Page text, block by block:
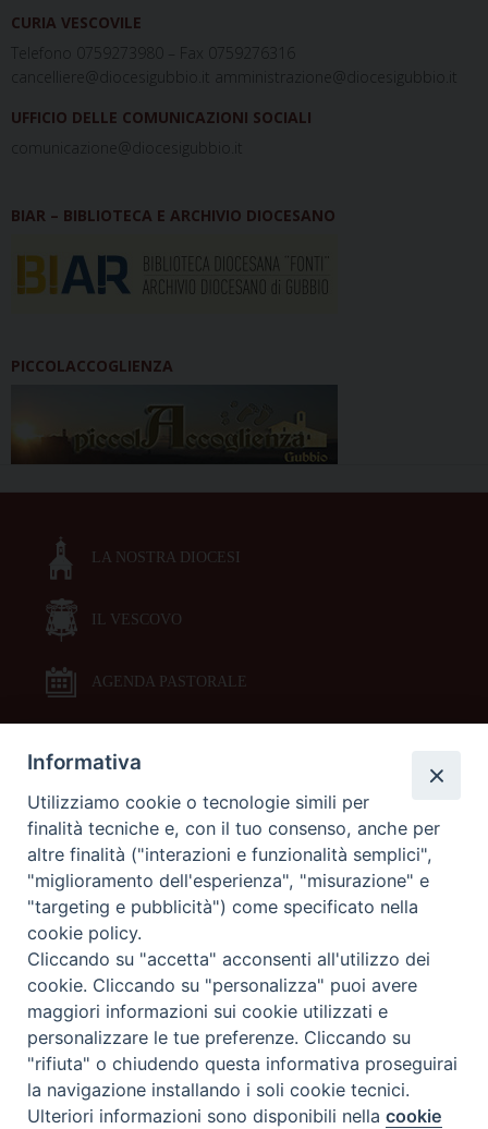
CURIA VESCOVILE
Telefono 0759273980 – Fax 0759276316
cancelliere@diocesigubbio.it amministrazione@diocesigubbio.it
UFFICIO DELLE COMUNICAZIONI SOCIALI
comunicazione@diocesigubbio.it
BIAR – BIBLIOTECA E ARCHIVIO DIOCESANO
PICCOLACCOGLIENZA
LA NOSTRA DIOCESI
IL VESCOVO
AGENDA PASTORALE
DOCUMENTI PASTORALI
ORARI MESSE
LITURGIA DELLE ORE
GALLERIE FOTOGRAFICHE
GALLERIE VIDEO
Preferenze Cookie
Informativa
Utilizziamo cookie o tecnologie simili per
finalità tecniche e, con il tuo consenso, anche per
altre finalità ("interazioni e funzionalità semplici",
"miglioramento dell'esperienza", "misurazione" e
"targeting e pubblicità") come specificato nella
cookie policy.
Cliccando su "accetta" acconsenti all'utilizzo dei
cookie. Cliccando su "personalizza" puoi avere
maggiori informazioni sui cookie utilizzati e
personalizzare le tue preferenze. Cliccando su
"rifiuta" o chiudendo questa informativa proseguirai
la navigazione installando i soli cookie tecnici.
Ulteriori informazioni sono disponibili nellacookie